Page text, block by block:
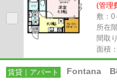
(管理
敷：0
所在
間取
面積
賃貸｜アパート Fontana B